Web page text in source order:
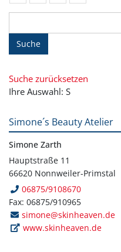
Suche
Suche zurücksetzen
Ihre Auswahl: S
Simone´s Beauty Atelier
Simone Zarth
Hauptstraße 11
66620 Nonnweiler-Primstal
06875/9108670
Fax: 06875/910965
simone@skinheaven.de
www.skinheaven.de